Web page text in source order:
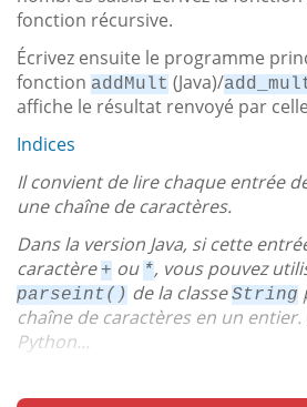
fonction récursive.
Écrivez ensuite le programme
fonction addMult (Java)/
affiche le résultat renvoyé par
Indices
Il convient de lire chaque entrée
une chaîne de caractères.
Dans la version Java, si cette
caractère + ou *, vous pouvez
parseint() de la classeString
chaîne de caractères en un
Python...